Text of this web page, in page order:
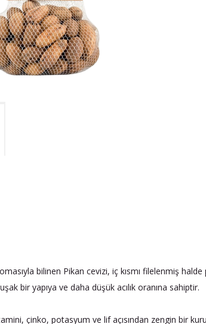
bilinen Pikan cevizi, iç kısmı filelenmiş
bir yapıya ve daha düşük acılık oranına sahiptir.
çinko, potasyum ve lif açısından zengin bir